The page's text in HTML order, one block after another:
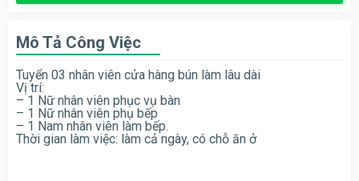
Mô Tả Công Việc
Tuyển 03 nhân viên cửa hàng bún làm lâu dài
Vị trí:
– 1 Nữ nhân viên phục vụ bàn
– 1 Nữ nhân viên phụ bếp
– 1 Nam nhân viên làm bếp.
Thời gian làm việc: làm cả ngày, có chỗ ăn ở